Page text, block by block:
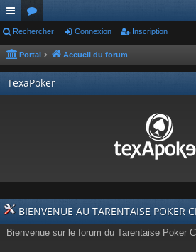
ac
co
ur
ci
or
u
m
s
Rechercher Connexion Inscription
Portal Accueil du forum
TexaPoker
BIENVENUE AU TARENTAISE POKER
Bienvenue sur le forum du Tarentaise Poker